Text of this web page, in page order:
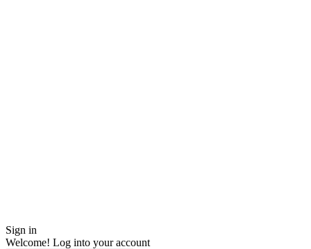
Sign in
Welcome! Log into your account